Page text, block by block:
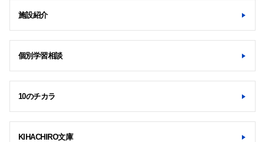
オープンキャンパス
TKUポータル
施設紹介
個別学習相談
10のチカラ
KIHACHIRO文庫